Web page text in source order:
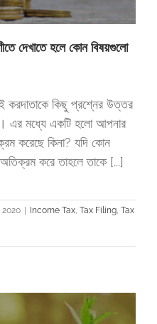
দেখাতে হলে কোন বিষয়গুলো
করদাতাকে কিছু প্রশ্নের উত্তর
এর মধ্যে একটি হলো আপনার
করেছে কিনা? যদি কোন
করে তাহলে তাকে [...]
2020 | Income Tax Tax Filing Tax